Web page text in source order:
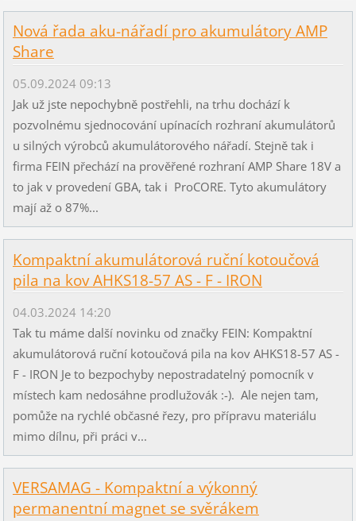
Nová řada aku-nářadí pro akumulátory AMP
Share
05.09.2024 09:13
Jak už jste nepochybně postřehli, na trhu dochází k
pozvolnému sjednocování upínacích rozhraní akumulátorů
u silných výrobců akumulátorového nářadí. Stejně tak i
firma FEIN přechází na prověřené rozhraní AMP Share 18V a
to jak v provedení GBA, tak i ProCORE. Tyto akumulátory
mají až o 87%...
Kompaktní akumulátorová ruční kotoučová
pila na kov AHKS18-57 AS - F - IRON
04.03.2024 14:20
Tak tu máme další novinku od značky FEIN: Kompaktní
akumulátorová ruční kotoučová pila na kov AHKS18-57 AS -
F - IRON Je to bezpochyby nepostradatelný pomocník v
místech kam nedosáhne prodlužovák :-). Ale nejen tam,
pomůže na rychlé občasné řezy, pro přípravu materiálu
mimo dílnu, při práci v...
VERSAMAG - Kompaktní a výkonný
permanentní magnet se svěrákem